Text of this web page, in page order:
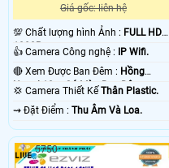
Giá gốc: liên hệ
💯 Chất lượng hình Ảnh : FULL HD
1080P .
👍 Camera Công nghệ :
IP Wifi.
🔴 Xem Được Ban Đêm : Hồng
Ngoại 10m Có Màu Ban Ðêm.
💢 Camera Thiết Kế Thân Plastic.
️⇝ Đặt Điểm : Thu Âm Và Loa.
5750